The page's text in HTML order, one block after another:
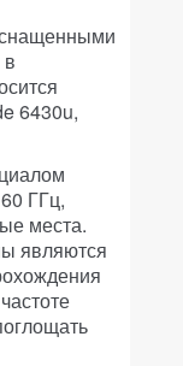
6430u,
ГГц,
места.
являются